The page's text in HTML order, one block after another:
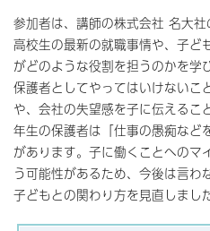
参加者は、講師の株式会社 名大社
高校生の最新の就職事情や、子ど
がどのような役割を担うのかを学
保護者としてやってはいけないこ
や、会社の失望感を子に伝えるこ
年生の保護者は「仕事の愚痴など
があります。子に働くことへのマ
う可能性があるため、今後は言わ
子どもとの関わり方を見直しまし